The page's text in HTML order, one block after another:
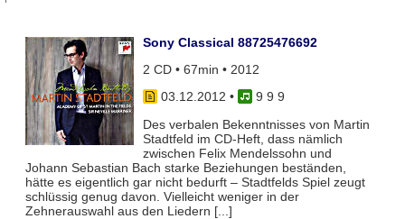
Sony Classical 88725476692
2 CD • 67min • 2012
03.12.2012 •
9 9 9
Des verbalen Bekenntnisses von Martin
Stadtfeld im CD-Heft, dass nämlich
zwischen Felix Mendelssohn und
Johann Sebastian Bach starke Beziehungen beständen,
hätte es eigentlich gar nicht bedurft – Stadtfelds Spiel zeugt
schlüssig genug davon. Vielleicht weniger in der
Zehnerauswahl aus den Liedern [...]